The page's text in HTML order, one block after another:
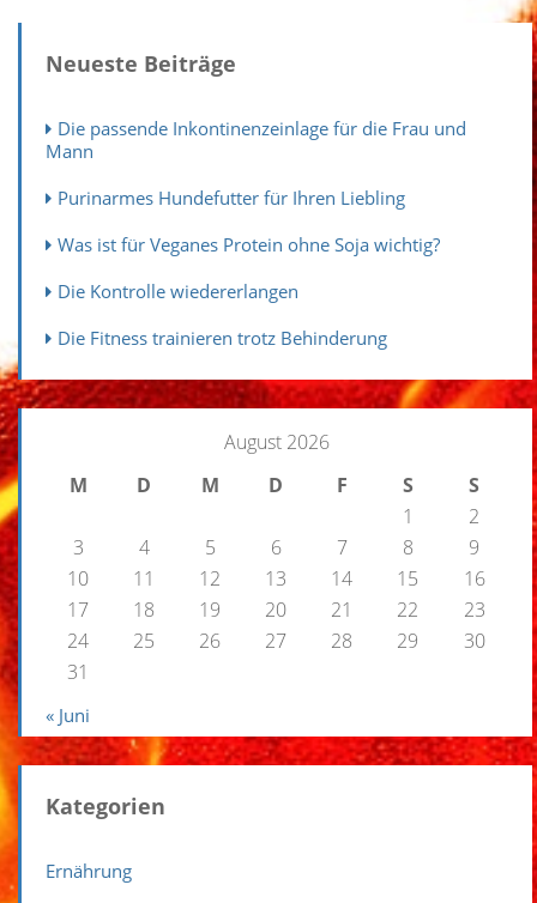
Neueste Beiträge
Die passende Inkontinenzeinlage für die Frau und
Mann
Purinarmes Hundefutter für Ihren Liebling
Was ist für Veganes Protein ohne Soja wichtig?
Die Kontrolle wiedererlangen
Die Fitness trainieren trotz Behinderung
August 2026
M
D M D F S
S
1
2
3
4 5 6 7 8
9
10
11 12 13 14 15
16
17
18 19 20 21 22
23
24
25 26 27 28 29
30
31
« Juni
Kategorien
Ernährung